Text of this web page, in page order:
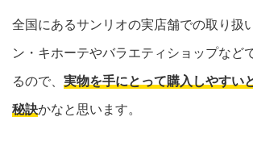
全国にあるサンリオの実店舗での取り扱
ン・キホーテやバラエティショップなど
るので、 実物を手にとって購入しやすい
秘訣かなと思います。